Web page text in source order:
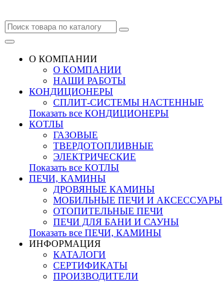
О КОМПАНИИ
О КОМПАНИИ
НАШИ РАБОТЫ
КОНДИЦИОНЕРЫ
СПЛИТ-СИСТЕМЫ НАСТЕННЫЕ
Показать все КОНДИЦИОНЕРЫ
КОТЛЫ
ГАЗОВЫЕ
ТВЕРДОТОПЛИВНЫЕ
ЭЛЕКТРИЧЕСКИЕ
Показать все КОТЛЫ
ПЕЧИ, КАМИНЫ
ДРОВЯНЫЕ КАМИНЫ
МОБИЛЬНЫЕ ПЕЧИ И АКСЕССУАРЫ
ОТОПИТЕЛЬНЫЕ ПЕЧИ
ПЕЧИ ДЛЯ БАНИ И САУНЫ
Показать все ПЕЧИ, КАМИНЫ
ИНФОРМАЦИЯ
КАТАЛОГИ
СЕРТИФИКАТЫ
ПРОИЗВОДИТЕЛИ